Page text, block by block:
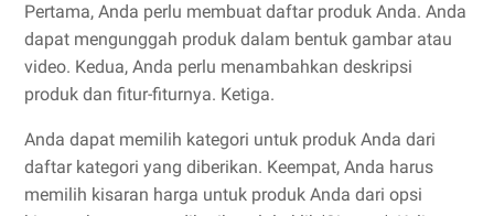
Pertama, Anda perlu membuat daftar produk Anda. Anda
dapat mengunggah produk dalam bentuk gambar atau
video. Kedua, Anda perlu menambahkan deskripsi
produk dan fitur-fiturnya. Ketiga.
Anda dapat memilih kategori untuk produk Anda dari
daftar kategori yang diberikan. Keempat, Anda harus
memilih kisaran harga untuk produk Anda dari opsi